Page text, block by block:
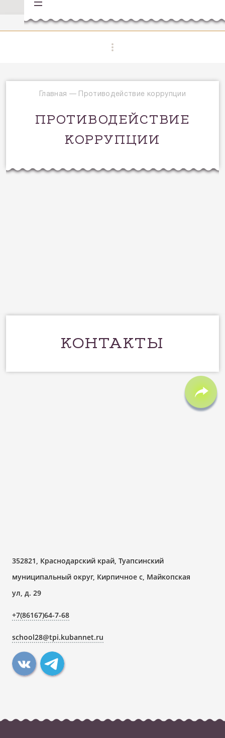
Главная — Противодействие коррупции
ПРОТИВОДЕЙСТВИЕ
КОРРУПЦИИ
КОНТАКТЫ
352821, Краснодарский край, Туапсинский
муниципальный округ, Кирпичное с, Майкопская
ул, д. 29
+7(86167)64-7-68
school28@tpi.kubannet.ru